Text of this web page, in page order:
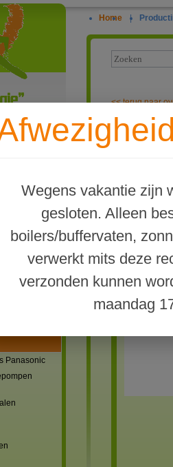
toebehoren
en
Panasonic
Home |
Wegens vakantie zijn
gesloten. Alleen
boilers/buffervaten,
verwerkt mits deze
verzonden kunnen
maandag
<<terug naar
Terrendis PE-